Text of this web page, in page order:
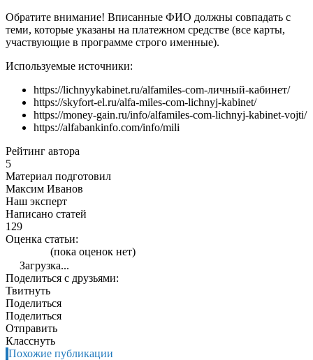
Обратите внимание! Вписанные ФИО должны совпадать с
теми, которые указаны на платежном средстве (все карты,
участвующие в программе строго именные).
Используемые источники:
https://lichnyykabinet.ru/alfamiles-com-личный-кабинет/
https://skyfort-el.ru/alfa-miles-com-lichnyj-kabinet/
https://money-gain.ru/info/alfamiles-com-lichnyj-kabinet-vojti/
https://alfabankinfo.com/info/mili
Рейтинг автора
5
Материал подготовил
Максим Иванов
Наш эксперт
Написано статей
129
Оценка статьи:
(пока оценок нет)
Загрузка...
Поделиться с друзьями:
Твитнуть
Поделиться
Поделиться
Отправить
Класснуть
Похожие публикации